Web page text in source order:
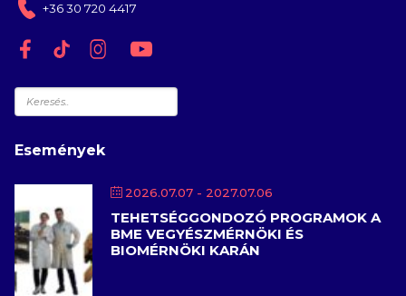
+36 30 720 4417
Keresés
Események
2026.07.07 - 2027.07.06
TEHETSÉGGONDOZÓ PROGRAMOK A
BME VEGYÉSZMÉRNÖKI ÉS
BIOMÉRNÖKI KARÁN